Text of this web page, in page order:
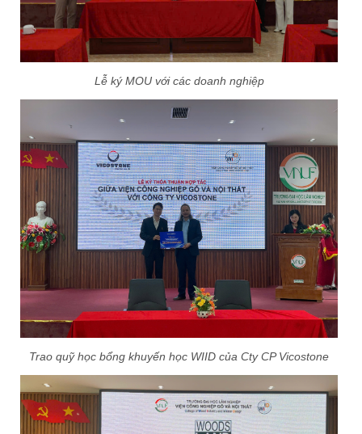
Lễ ký MOU với các doanh nghiệp
Trao quỹ học bổng khuyến học WIID của Cty CP Vicostone